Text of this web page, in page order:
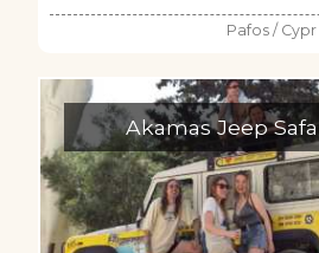
Pafos / Cypr
Akamas Jeep